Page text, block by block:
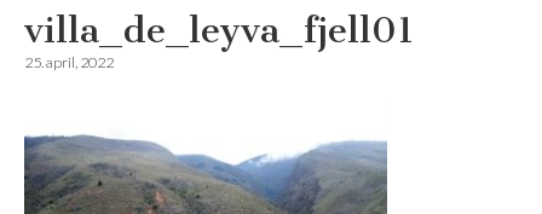
Reisemagazinet
villa_de_leyva_fjell01
25. april, 2022